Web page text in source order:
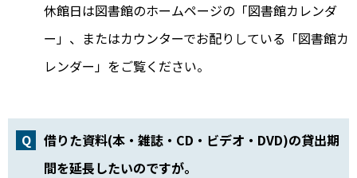
休館日は図書館のホームページの「図書館カレンダ
ー」、またはカウンターでお配りしている「図書館カ
レンダー」をご覧ください。
借りた資料(本・雑誌・CD・ビデオ・DVD)の貸出期
間を延長したいのですが。